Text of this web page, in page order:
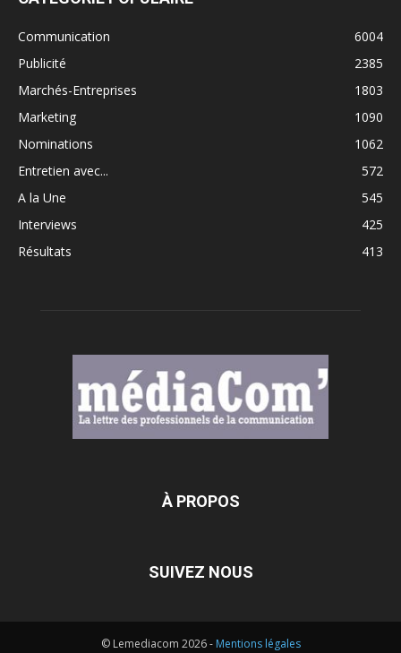
Communication
6004
Publicité
2385
Marchés-Entreprises
1803
Marketing
1090
Nominations
1062
Entretien avec...
572
A la Une
545
Interviews
425
Résultats
413
À PROPOS
SUIVEZ NOUS
© Lemediacom 2026 - Mentions légales